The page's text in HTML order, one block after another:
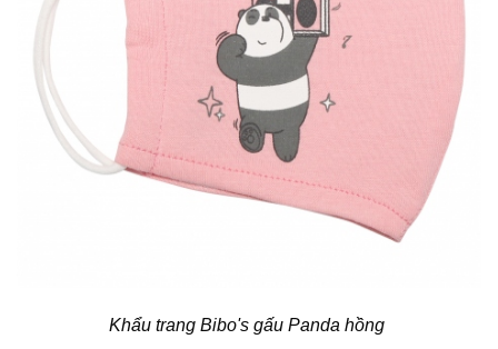
Khẩu trang Bibo's gấu Panda hồng